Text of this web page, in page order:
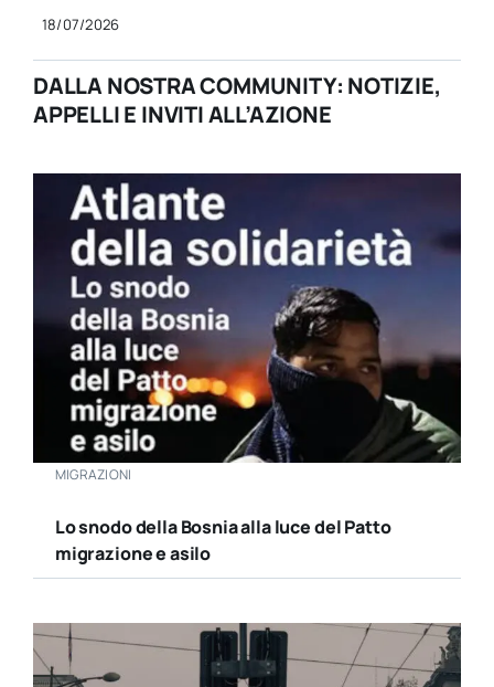
18/07/2026
DALLA NOSTRA COMMUNITY: NOTIZIE,
APPELLI E INVITI ALL’AZIONE
MIGRAZIONI
Lo snodo della Bosnia alla luce del Patto
migrazione e asilo